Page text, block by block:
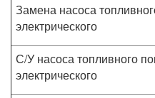
Замена насоса
электрического
С/У насоса топливного
электрического